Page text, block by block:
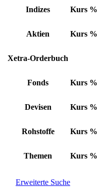
Indizes Kurs %
Aktien Kurs %
Xetra-Orderbuch
Fonds Kurs %
Devisen Kurs %
Rohstoffe Kurs %
Themen Kurs %
Erweiterte Suche